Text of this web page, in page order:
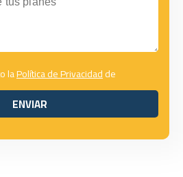
laPolítica de Privacidadde
ENVIAR
ENVIAR